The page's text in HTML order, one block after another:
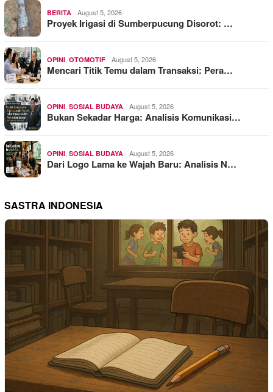
BERITA August 5, 2026
Proyek Irigasi di Sumberpucung Disorot: …
OPINI OTOMOTIF August 5, 2026
Mencari Titik Temu dalam Transaksi: Pera…
OPINI SOSIAL BUDAYA August 5, 2026
Bukan Sekadar Harga: Analisis Komunikasi…
OPINI SOSIAL BUDAYA August 5, 2026
Dari Logo Lama ke Wajah Baru: Analisis N…
SASTRA INDONESIA